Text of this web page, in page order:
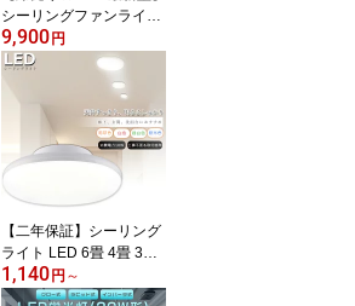
シーリングファンライト
導光板付き LED サーキ
ュレーター付きシーリン
グライト 照明 ライト 6畳
8畳 10畳 調光調色 おし
ゃれ ファン付き照明 照
明器具 天井照明 導光板
付き扇風機 DCモーター
常夜灯 正逆回転 スイン
グ 空気循環 工事不要 PS
E認証済
9,900 円
【二年保証】シーリング
ライト LED 6畳 4畳 3畳
小型シーリングライト L
ED 4.5畳 LEDシーリング
1,140 円 ～